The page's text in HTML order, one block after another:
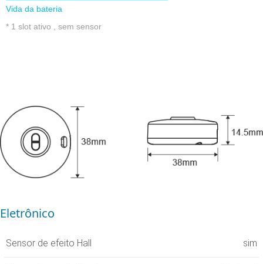
Vida da bateria
* 1 slot ativo , sem sensor
Eletrônico
Sensor de efeito Hall sim